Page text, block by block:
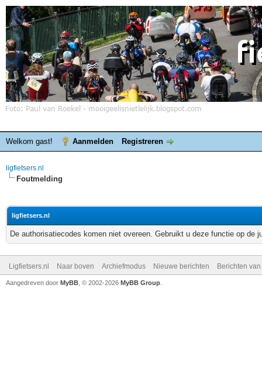
Welkom gast! Aanmelden Registreren
ligfietsers.nl
Foutmelding
ligfietsers.nl
De authorisatiecodes komen niet overeen. Gebruikt u deze functie op de
Ligfietsers.nl Naar boven Archiefmodus Nieuwe berichten Berichten
Aangedreven door MyBB , © 2002-2026 MyBB Group